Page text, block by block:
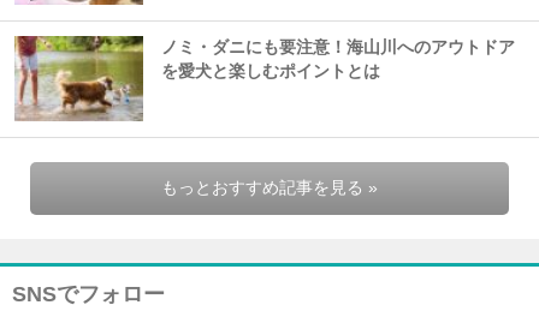
ノミ・ダニにも要注意！海山川へのアウトドア
を愛犬と楽しむポイントとは
もっとおすすめ記事を見る »
SNSでフォロー